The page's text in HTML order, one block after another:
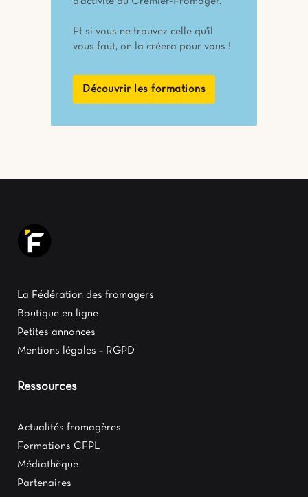
Et si vous ne trouvez celle qu'il
vous faut, on la créera pour vous !
Découvrir les formations
La Fédération des fromagers
Boutique en ligne
Petites annonces
Mentions légales – RGPD
Ressources
Actualités fromagères
Formations CFPL
Médiathèque
Partenaires